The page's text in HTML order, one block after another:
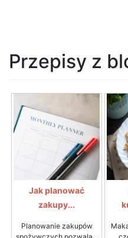
Przepisy z
Jak planować
zakupy...
Planowanie zakupów
spożywczych pozwala...